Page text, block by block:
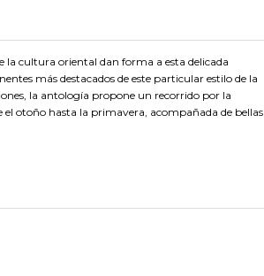
cultura oriental dan forma a esta delicada
más destacados de este particular estilo de la
la antología propone un recorrido por la
otoño hasta la primavera, acompañada de bellas